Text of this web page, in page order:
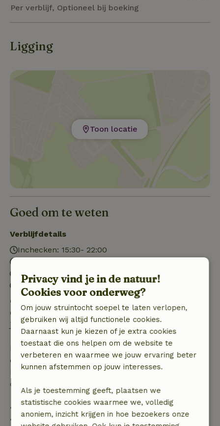
uitgebreide recreatiemogelijkheden.
Per verblijf, Optioneel bij boeking
Ligging
Toon locatie
Goed om te weten
Verblijfdetails
Inchecken: 15:30- 22:00
Contactloos verblijf mogelijk
Vuurwerkvrije omgeving
Gratis annuleren binnen 24 uur
Gratis annuleren binnen 24 uur na bevestiging van
je boeking.
Bij annulering binnen gestelde periode heb je recht
op volledige terugbetaling van het boekingsbedrag.
Daarna krijg je een deel van de reissom en 100% van
de borg terugbetaald:
• tot 42 dagen voor aankomst: 70% terugbetaald
• 42–28 dagen voor aankomst: 40% terugbetaald
Privacy vind je in de natuur!
Cookies voor onderweg?
Om jouw struintocht soepel te laten verlopen,
gebruiken wij altijd functionele cookies.
Daarnaast kun je kiezen of je extra cookies
toestaat die ons helpen om de website te
verbeteren en waarmee we jouw ervaring beter
kunnen afstemmen op jouw interesses.
Als je toestemming geeft, plaatsen we
statistische cookies waarmee we, volledig
anoniem, inzicht krijgen in hoe bezoekers onze